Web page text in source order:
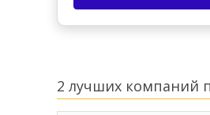
2 лучших компаний